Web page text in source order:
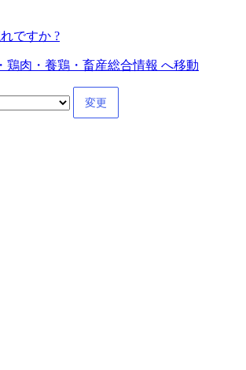
ですか ?
鶏肉・養鶏・畜産総合情報 へ移動